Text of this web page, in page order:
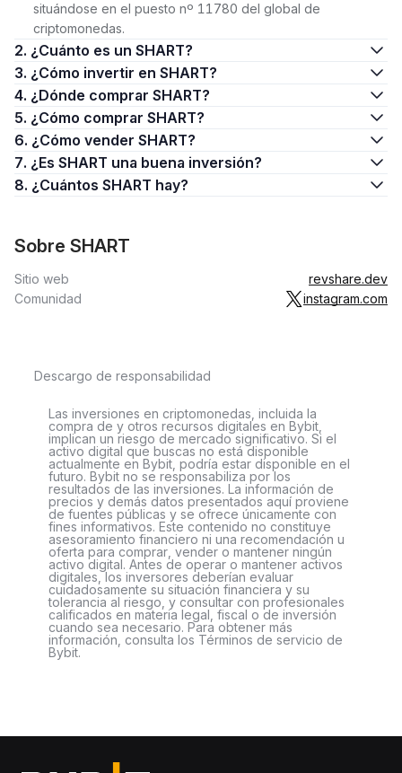
situándose en el puesto nº 11780 del global de
criptomonedas.
2. ¿Cuánto es un SHART?
3. ¿Cómo invertir en SHART?
4. ¿Dónde comprar SHART?
5. ¿Cómo comprar SHART?
6. ¿Cómo vender SHART?
7. ¿Es SHART una buena inversión?
8. ¿Cuántos SHART hay?
Sobre SHART
Sitio web
revshare.dev
Comunidad
instagram.com
Descargo de responsabilidad
Las inversiones en criptomonedas, incluida la
compra de y otros recursos digitales en Bybit,
implican un riesgo de mercado significativo. Si el
activo digital que buscas no está disponible
actualmente en Bybit, podría estar disponible en el
futuro. Bybit no se responsabiliza por los
resultados de las inversiones. La información de
precios y demás datos presentados aquí proviene
de fuentes públicas y se ofrece únicamente con
fines informativos. Este contenido no constituye
asesoramiento financiero ni una recomendación u
oferta para comprar, vender o mantener ningún
activo digital. Antes de operar o mantener activos
digitales, los inversores deberían evaluar
cuidadosamente su situación financiera y su
tolerancia al riesgo, y consultar con profesionales
calificados en materia legal, fiscal o de inversión
cuando sea necesario. Para obtener más
información, consulta los Términos de servicio de
Bybit.